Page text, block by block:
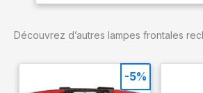
haut et vers
élevée
poussière
Découvrez d’autres lampes frontales
-5%